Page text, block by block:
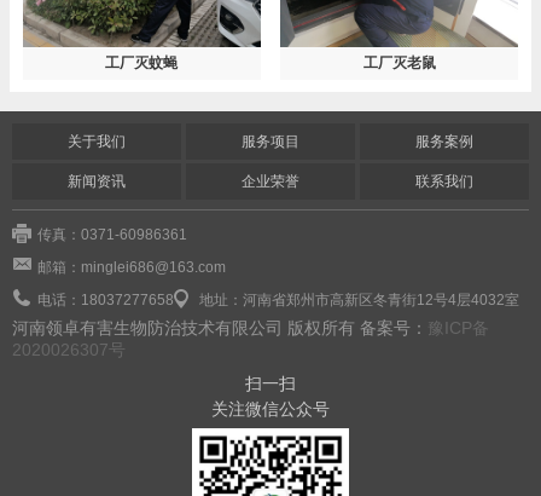
工厂灭蚊蝇 工厂灭老鼠
关于我们 服务项目 服务案例
新闻资讯 企业荣誉 联系我们
传真：0371-60986361
邮箱：minglei686@163.com
电话：18037277658
地址：河南省郑州市高新区冬青街12号4层4032室
河南领卓有害生物防治技术有限公司 版权所有 备案号： 豫ICP备
2020026307号
扫一扫
关注微信公众号